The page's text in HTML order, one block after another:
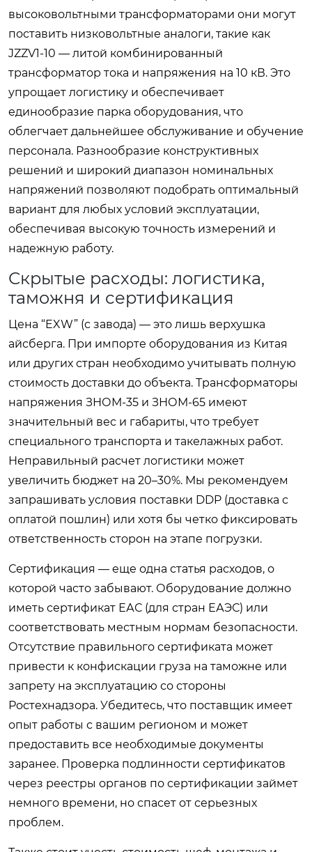
высоковольтными трансформаторами они могут
поставить низковольтные аналоги, такие как
JZZV1-10 — литой комбинированный
трансформатор тока и напряжения на 10 кВ. Это
упрощает логистику и обеспечивает
единообразие парка оборудования, что
облегчает дальнейшее обслуживание и обучение
персонала. Разнообразие конструктивных
решений и широкий диапазон номинальных
напряжений позволяют подобрать оптимальный
вариант для любых условий эксплуатации,
обеспечивая высокую точность измерений и
надежную работу.
Скрытые расходы: логистика,
таможня и сертификация
Цена “EXW” (с завода) — это лишь верхушка
айсберга. При импорте оборудования из Китая
или других стран необходимо учитывать полную
стоимость доставки до объекта. Трансформаторы
напряжения ЗНОМ-35 и ЗНОМ-65 имеют
значительный вес и габариты, что требует
специального транспорта и такелажных работ.
Неправильный расчет логистики может
увеличить бюджет на 20–30%. Мы рекомендуем
запрашивать условия поставки DDP (доставка с
оплатой пошлин) или хотя бы четко фиксировать
ответственность сторон на этапе погрузки.
Сертификация — еще одна статья расходов, о
которой часто забывают. Оборудование должно
иметь сертификат ЕАС (для стран ЕАЭС) или
соответствовать местным нормам безопасности.
Отсутствие правильного сертификата может
привести к конфискации груза на таможне или
запрету на эксплуатацию со стороны
Ростехнадзора. Убедитесь, что поставщик имеет
опыт работы с вашим регионом и может
предоставить все необходимые документы
заранее. Проверка подлинности сертификатов
через реестры органов по сертификации займет
немного времени, но спасет от серьезных
проблем.